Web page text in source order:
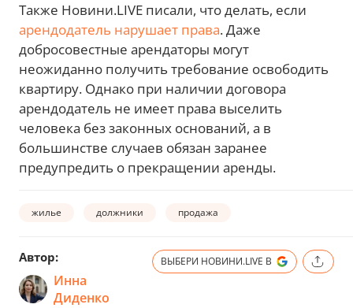
Также Новини.LIVE писали, что делать, если
арендодатель нарушает права. Даже
добросовестные арендаторы могут
неожиданно получить требование освободить
квартиру. Однако при наличии договора
арендодатель не имеет права выселить
человека без законных оснований, а в
большинстве случаев обязан заранее
предупредить о прекращении аренды.
жилье должники продажа
Автор:
Инна
Диденко
ВЫБЕРИ НОВИНИ.LIVE В